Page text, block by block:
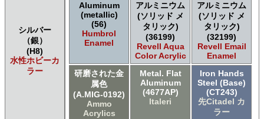
シルバー
（銀）
(H8)
水性ホビーカ
ラー
Aluminum
(metallic)
(56)
Humbrol
Enamel
アルミニウム
(ソリッド メ
タリック)
(36199)
Revell Aqua
Color Acrylic
アルミニウム
(ソリッド メ
タリック)
(32199)
Revell Email
Enamel
研磨された金
属色
(A.MIG-0192)
Ammo
Acrylics
Metal. Flat
Aluminum
(4677AP)
Italeri
Iron Hands
Steel (Base)
(CT243)
先Citadel カ
ラー